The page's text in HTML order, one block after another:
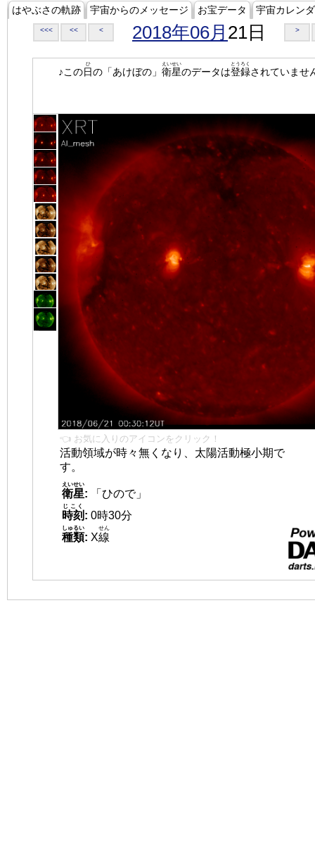
はやぶさの軌跡 宇宙からのメッセージ お宝データ 宇宙カレン
<<< << < 2018年06月 21日 >
♪この日
ひ
の「あけぼの」 衛星
えいせい
のデータは登録
とうろく
されていませ
👈 お気に入りのアイコンをクリック！
活動領域が時々無くなり、太陽活動極小期で
す。
衛星
えいせい
:
「ひので」
時刻
じこく
: 0時30分
種類
しゅるい
: X線
せん